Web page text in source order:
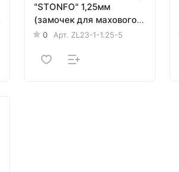
"STONFO" 1,25мм
(замочек для махового
удилища) 5шт.
0 Арт. ZL23-1-1.25-5